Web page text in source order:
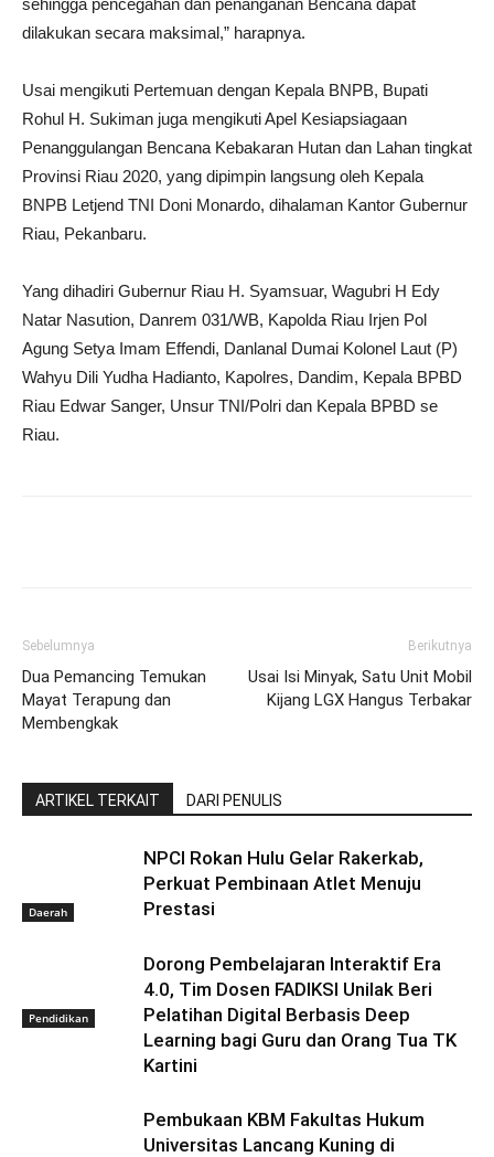
dilakukan secara maksimal,” harapnya.
Usai mengikuti Pertemuan dengan Kepala BNPB, Bupati
Rohul H. Sukiman juga mengikuti Apel Kesiapsiagaan
Penanggulangan Bencana Kebakaran Hutan dan Lahan tingkat
Provinsi Riau 2020, yang dipimpin langsung oleh Kepala
BNPB Letjend TNI Doni Monardo, dihalaman Kantor Gubernur
Riau, Pekanbaru.
Yang dihadiri Gubernur Riau H. Syamsuar, Wagubri H Edy
Natar Nasution, Danrem 031/WB, Kapolda Riau Irjen Pol
Agung Setya Imam Effendi, Danlanal Dumai Kolonel Laut (P)
Wahyu Dili Yudha Hadianto, Kapolres, Dandim, Kepala BPBD
Riau Edwar Sanger, Unsur TNI/Polri dan Kepala BPBD se
Riau.
Sebelumnya
Dua Pemancing Temukan
Mayat Terapung dan
Membengkak
Berikutnya
Usai Isi Minyak, Satu Unit Mobil
Kijang LGX Hangus Terbakar
ARTIKEL TERKAIT DARI PENULIS
Daerah
NPCI Rokan Hulu Gelar Rakerkab,
Perkuat Pembinaan Atlet Menuju
Prestasi
Pendidikan
Dorong Pembelajaran Interaktif Era
4.0, Tim Dosen FADIKSI Unilak Beri
Pelatihan Digital Berbasis Deep
Learning bagi Guru dan Orang Tua TK
Kartini
Pembukaan KBM Fakultas Hukum
Universitas Lancang Kuning di